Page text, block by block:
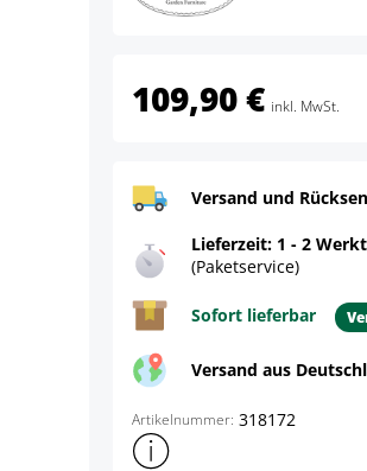
109,90 € inkl. MwSt.
Versand und
Lieferzeit: 1 - 2
(Paketservice)
Sofort lieferbar
Versand aus
Artikelnummer: 318172
Weitere